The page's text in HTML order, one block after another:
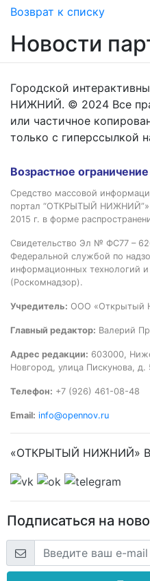
Возврат к списку
Новости
Городской
НИЖНИЙ. © 2024 Все
или частичное
только с гиперссылкой
Возрастное ограничение
Средство массовой
портал “ОТКРЫТЫЙ НИЖНИЙ”»
2015 г. в форме
Свидетельство Эл № ФС77 –
Федеральной службой по
информационных технологий
(Роскомнадзор).
Учредитель: ООО «Открытый
Главный редактор: Валерий
Адрес редакции: 603000,
Новгород, улица Пискунова,
Телефон: +7 (926) 461-08-48
Email: info@opennov.ru
«ОТКРЫТЫЙ НИЖНИЙ»
Подписаться на